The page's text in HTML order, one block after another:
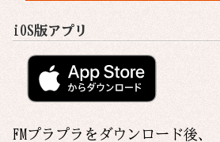
iOS版アプリ
FMプラプラをダウンロード後、「